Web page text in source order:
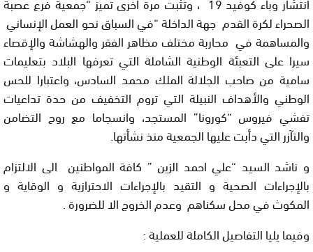
الصحراء لكرة القدم جهة الداخلة “في السباق نحو العمل الإنساني
والمساهمة في محاربة مختلف مظاهر الفقر والهشاشة والإقصاء
سيرا على التعبئة الوطنية الشاملة التي تعرفها البلاد بتعليمات
سامية من صاحب الجلالة الملك محمد السادس، واعتبارا للحس
الوطني والأهداف النبيلة التي تروم التخفيف من حدة تداعيات
تفشي فيروس “كورونا” المستجد، وانسجاما مع روح التضامن
والتآزر التي دأبت عليها الجمعية منذ نشأتها.
و ناشد السيد “علي احمد الزين ” كافة المواطنين الى الالتزام
بالإجراءات الصحية و التقيد بالإجراءات الاحترازية و الوقاية و
المكوث في محل سكناهم وعدم الخروج الا للضرورة .
وفيما يليا التفاصيل الكاملة للعملية :